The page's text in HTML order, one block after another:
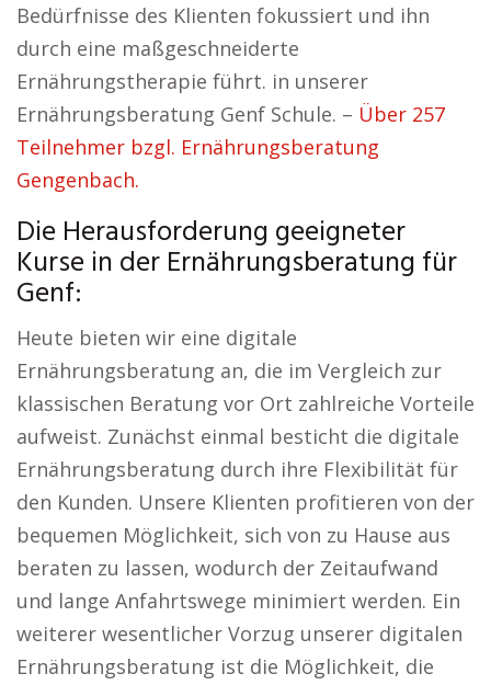
Bedürfnisse des Klienten fokussiert und ihn
durch eine maßgeschneiderte
Ernährungstherapie führt. in unserer
Ernährungsberatung Genf Schule. – Über 257
Teilnehmer bzgl. Ernährungsberatung
Gengenbach.
Die Herausforderung geeigneter
Kurse in der Ernährungsberatung für
Genf:
Heute bieten wir eine digitale
Ernährungsberatung an, die im Vergleich zur
klassischen Beratung vor Ort zahlreiche Vorteile
aufweist. Zunächst einmal besticht die digitale
Ernährungsberatung durch ihre Flexibilität für
den Kunden. Unsere Klienten profitieren von der
bequemen Möglichkeit, sich von zu Hause aus
beraten zu lassen, wodurch der Zeitaufwand
und lange Anfahrtswege minimiert werden. Ein
weiterer wesentlicher Vorzug unserer digitalen
Ernährungsberatung ist die Möglichkeit, die